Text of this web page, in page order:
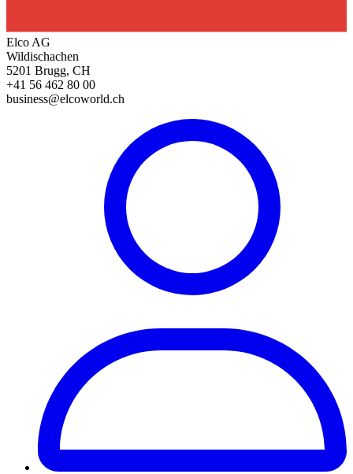
Elco AG
Wildischachen
5201 Brugg, CH
+41 56 462 80 00
business@elcoworld.ch